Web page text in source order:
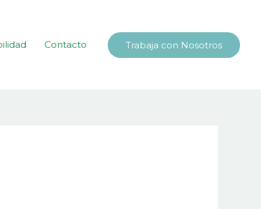
Contacto Trabaja con Nosotros